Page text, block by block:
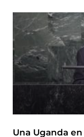
Una Uganda